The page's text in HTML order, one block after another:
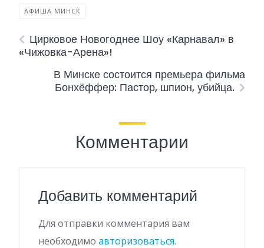
АФИША МИНСК
Цирковое Новогоднее Шоу «Карнавал» в
«Чижовка-Арена»!
В Минске состоится премьера фильма
Бонхёффер: Пастор, шпион, убийца.
Комментарии
Добавить комментарий
Для отправки комментария вам
необходимо авторизоваться.